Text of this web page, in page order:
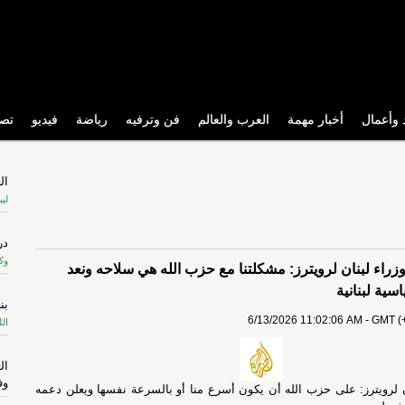
وأعمال أخبار مهمة العرب والعالم فن وترفيه رياضة فيديو
لبنان لرويترز: مشكلتنا مع حزب الله هي سلاحه ونعد
لبنانية
6/13/2026 11:02:06 AM - GMT
لرويترز: على حزب الله أن يكون أسرع منا أو بالسرعة نفسها ويعلن دعمه